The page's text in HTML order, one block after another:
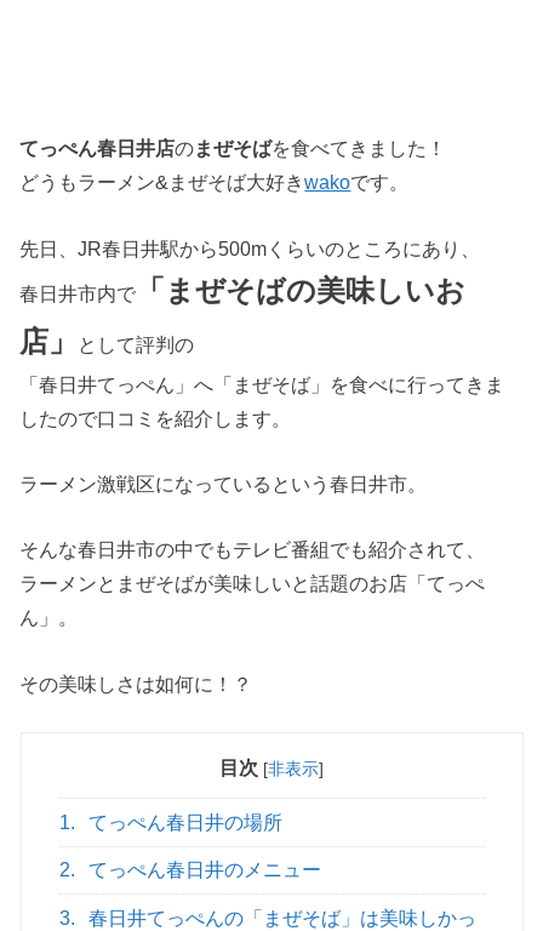
てっぺん春日井店のまぜそばを食べてきました！
どうもラーメン&まぜそば大好きwakoです。
先日、JR春日井駅から500mくらいのところにあり、
春日井市内で
「まぜそばの美味しいお
店」
として評判の
「春日井てっぺん」へ「まぜそば」を食べに行ってきま
したので口コミを紹介します。
ラーメン激戦区になっているという春日井市。
そんな春日井市の中でもテレビ番組でも紹介されて、
ラーメンとまぜそばが美味しいと話題のお店「てっぺ
ん」。
その美味しさは如何に！？
目次 [非表示]
1. てっぺん春日井の場所
2. てっぺん春日井のメニュー
3.
春日井てっぺんの「まぜそば」は美味しかっ